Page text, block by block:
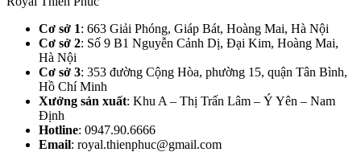
Cơ sở 1: 663 Giải Phóng, Giáp Bát, Hoàng Mai, Hà Nội​
Cơ sở 2: Số 9 B1 Nguyễn Cảnh Dị, Đại Kim, Hoàng Mai,
Hà Nội​
Cơ sở 3: 353 đường Cộng Hòa, phường 15, quận Tân Bình,
Hồ Chí Minh
Xưởng sản xuất: Khu A – Thị Trấn Lâm – Ý Yên – Nam
Định​
Hotline: 0947.90.6666
Email: royal.thienphuc@gmail.com